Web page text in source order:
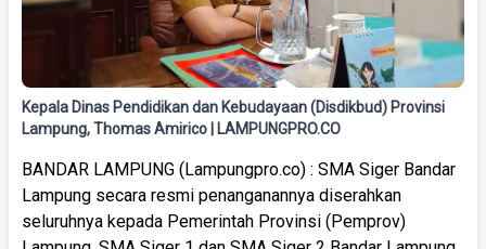
Kepala Dinas Pendidikan dan Kebudayaan (Disdikbud) Provinsi
Lampung, Thomas Amirico | LAMPUNGPRO.CO
BANDAR LAMPUNG (Lampungpro.co) : SMA Siger Bandar
Lampung secara resmi penanganannya diserahkan
seluruhnya kepada Pemerintah Provinsi (Pemprov)